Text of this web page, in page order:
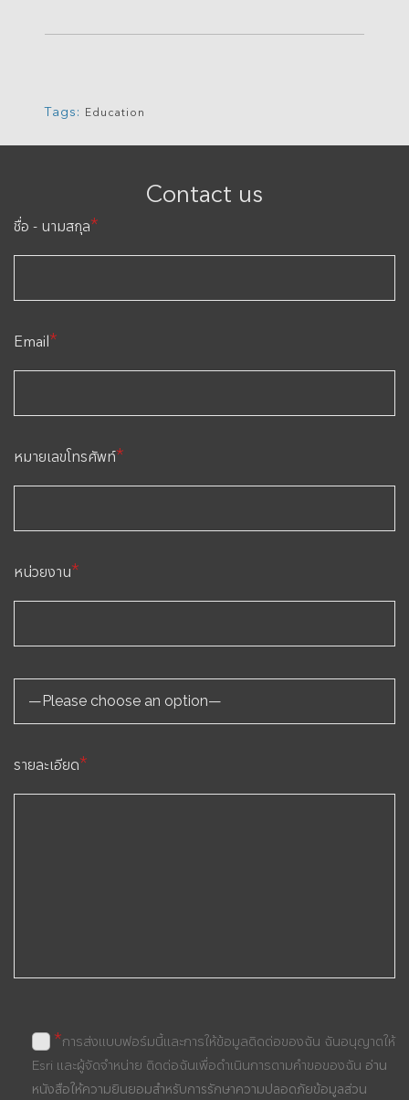
Tags: Education
Contact us
ชื่อ - นามสกุล*
Email*
หมายเลขโทรศัพท์*
หน่วยงาน*
รายละเอียด*
*การส่งแบบฟอร์มนี้และการให้ข้อมูลติดต่อของฉัน ฉันอนุญาตให้
Esri และผู้จัดจำหน่าย ติดต่อฉันเพื่อดำเนินการตามคำขอของฉัน อ่าน
หนังสือให้ความยินยอมสำหรับการรักษาความปลอดภัยข้อมูลส่วน